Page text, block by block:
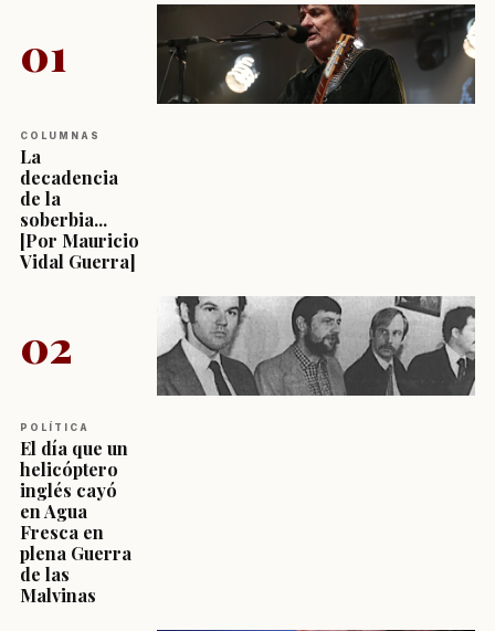
01
COLUMNAS
La
decadencia
de la
soberbia...
[Por Mauricio
Vidal Guerra]
02
POLÍTICA
El día que un
helicóptero
inglés cayó
en Agua
Fresca en
plena Guerra
de las
Malvinas